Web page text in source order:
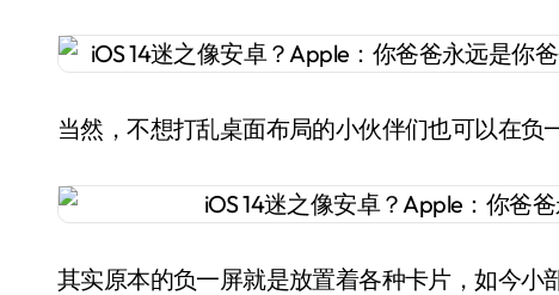
当然，不想打乱桌面布局的小伙伴们也可以在
其实原本的负一屏就是放置着各种卡片，如今